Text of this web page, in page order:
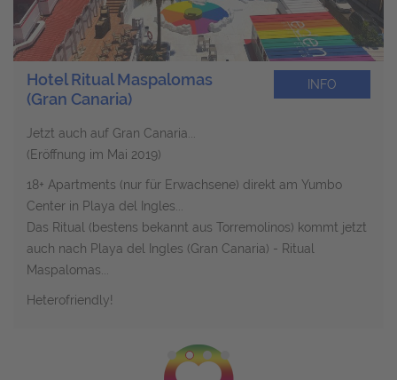
Hotel Ritual Maspalomas
(Gran Canaria)
INFO
Jetzt auch auf Gran Canaria...
(Eröffnung im Mai 2019)
18+ Apartments (nur für Erwachsene) direkt am Yumbo
Center in Playa del Ingles...
Das Ritual (bestens bekannt aus Torremolinos) kommt jetzt
auch nach Playa del Ingles (Gran Canaria) - Ritual
Maspalomas...
Heterofriendly!